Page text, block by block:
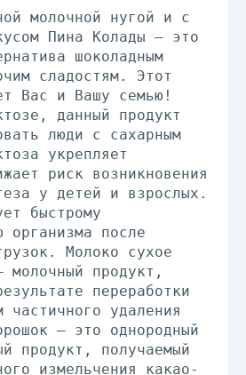
молочной нугой и с
Пина Колады – это
шоколадным
сладостям. Этот
Вас и Вашу семью!
данный продукт
люди с сахарным
укрепляет
риск возникновения
у детей и взрослых.
быстрому
организма после
Молоко сухое
молочный продукт,
переработки
частичного удаления
– это однородный
продукт, получаемый
измельчения какао-